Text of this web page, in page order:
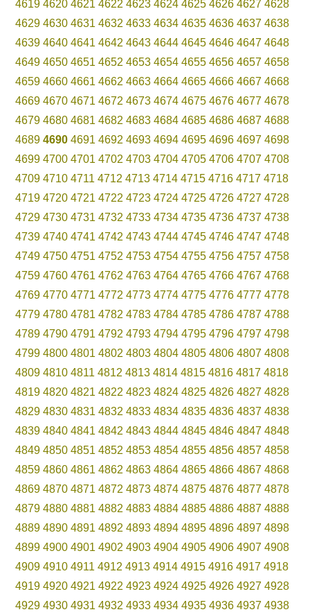
4619 4620 4621 4622 4623 4624 4625 4626 4627 4628
4629 4630 4631 4632 4633 4634 4635 4636 4637 4638
4639 4640 4641 4642 4643 4644 4645 4646 4647 4648
4649 4650 4651 4652 4653 4654 4655 4656 4657 4658
4659 4660 4661 4662 4663 4664 4665 4666 4667 4668
4669 4670 4671 4672 4673 4674 4675 4676 4677 4678
4679 4680 4681 4682 4683 4684 4685 4686 4687 4688
4689 4690 4691 4692 4693 4694 4695 4696 4697 4698
4699 4700 4701 4702 4703 4704 4705 4706 4707 4708
4709 4710 4711 4712 4713 4714 4715 4716 4717 4718
4719 4720 4721 4722 4723 4724 4725 4726 4727 4728
4729 4730 4731 4732 4733 4734 4735 4736 4737 4738
4739 4740 4741 4742 4743 4744 4745 4746 4747 4748
4749 4750 4751 4752 4753 4754 4755 4756 4757 4758
4759 4760 4761 4762 4763 4764 4765 4766 4767 4768
4769 4770 4771 4772 4773 4774 4775 4776 4777 4778
4779 4780 4781 4782 4783 4784 4785 4786 4787 4788
4789 4790 4791 4792 4793 4794 4795 4796 4797 4798
4799 4800 4801 4802 4803 4804 4805 4806 4807 4808
4809 4810 4811 4812 4813 4814 4815 4816 4817 4818
4819 4820 4821 4822 4823 4824 4825 4826 4827 4828
4829 4830 4831 4832 4833 4834 4835 4836 4837 4838
4839 4840 4841 4842 4843 4844 4845 4846 4847 4848
4849 4850 4851 4852 4853 4854 4855 4856 4857 4858
4859 4860 4861 4862 4863 4864 4865 4866 4867 4868
4869 4870 4871 4872 4873 4874 4875 4876 4877 4878
4879 4880 4881 4882 4883 4884 4885 4886 4887 4888
4889 4890 4891 4892 4893 4894 4895 4896 4897 4898
4899 4900 4901 4902 4903 4904 4905 4906 4907 4908
4909 4910 4911 4912 4913 4914 4915 4916 4917 4918
4919 4920 4921 4922 4923 4924 4925 4926 4927 4928
4929 4930 4931 4932 4933 4934 4935 4936 4937 4938